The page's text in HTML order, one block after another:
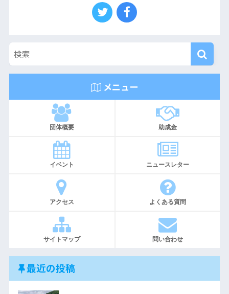
メニュー
団体概要 助成金
イベント ニュースレター
アクセス よくある質問
サイトマップ 問い合わせ
最近の投稿